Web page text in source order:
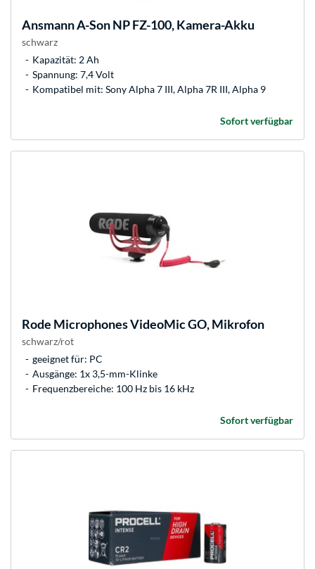
AnsmannA-Son NP FZ-100, Kamera-Akku
schwarz
Kapazität: 2 Ah
Spannung: 7,4 Volt
Kompatibel mit: Sony Alpha 7 III, Alpha 7R III, Alpha 9
Sofort verfügbar
Rode MicrophonesVideoMic GO, Mikrofon
schwarz/rot
geeignet für: PC
Ausgänge: 1x 3,5-mm-Klinke
Frequenzbereiche: 100 Hz bis 16 kHz
Sofort verfügbar